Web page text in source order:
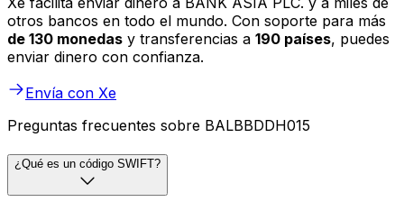
otros bancos en todo el mundo. Con soporte para más
de 130 monedas y transferencias a 190 países, puedes
enviar dinero con confianza.
Envía con Xe
Preguntas frecuentes sobre BALBBDDH015
¿Qué es un código SWIFT?